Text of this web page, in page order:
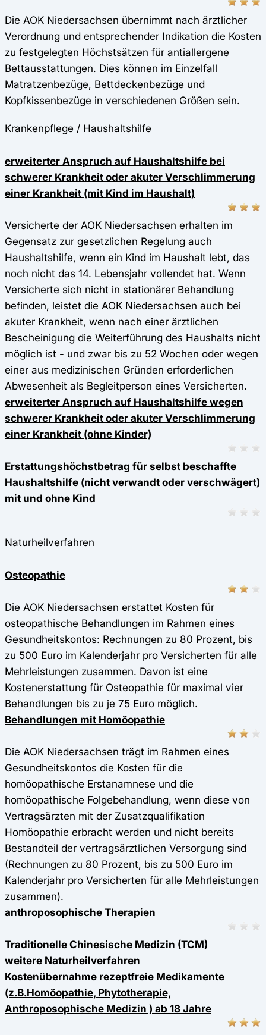
Die AOK Niedersachsen übernimmt nach ärztlicher
Verordnung und entsprechender Indikation die Kosten
zu festgelegten Höchstsätzen für antiallergene
Bettausstattungen. Dies können im Einzelfall
Matratzenbezüge, Bettdeckenbezüge und
Kopfkissenbezüge in verschiedenen Größen sein.
Krankenpflege / Haushaltshilfe
erweiterter Anspruch auf Haushaltshilfe bei
schwerer Krankheit oder akuter Verschlimmerung
einer Krankheit (mit Kind im Haushalt)
Versicherte der AOK Niedersachsen erhalten im
Gegensatz zur gesetzlichen Regelung auch
Haushaltshilfe, wenn ein Kind im Haushalt lebt, das
noch nicht das 14. Lebensjahr vollendet hat. Wenn
Versicherte sich nicht in stationärer Behandlung
befinden, leistet die AOK Niedersachsen auch bei
akuter Krankheit, wenn nach einer ärztlichen
Bescheinigung die Weiterführung des Haushalts nicht
möglich ist - und zwar bis zu 52 Wochen oder wegen
einer aus medizinischen Gründen erforderlichen
Abwesenheit als Begleitperson eines Versicherten.
erweiterter Anspruch auf Haushaltshilfe wegen
schwerer Krankheit oder akuter Verschlimmerung
einer Krankheit (ohne Kinder)
Erstattungshöchstbetrag für selbst beschaffte
Haushaltshilfe (nicht verwandt oder verschwägert)
mit und ohne Kind
Naturheilverfahren
Osteopathie
Die AOK Niedersachsen erstattet Kosten für
osteopathische Behandlungen im Rahmen eines
Gesundheitskontos: Rechnungen zu 80 Prozent, bis
zu 500 Euro im Kalenderjahr pro Versicherten für alle
Mehrleistungen zusammen. Davon ist eine
Kostenerstattung für Osteopathie für maximal vier
Behandlungen bis zu je 75 Euro möglich.
Behandlungen mit Homöopathie
Die AOK Niedersachsen trägt im Rahmen eines
Gesundheitskontos die Kosten für die
homöopathische Erstanamnese und die
homöopathische Folgebehandlung, wenn diese von
Vertragsärzten mit der Zusatzqualifikation
Homöopathie erbracht werden und nicht bereits
Bestandteil der vertragsärztlichen Versorgung sind
(Rechnungen zu 80 Prozent, bis zu 500 Euro im
Kalenderjahr pro Versicherten für alle Mehrleistungen
zusammen).
anthroposophische Therapien
Traditionelle Chinesische Medizin (TCM)
weitere Naturheilverfahren
Kostenübernahme rezeptfreie Medikamente
(z.B.Homöopathie, Phytotherapie,
Anthroposophische Medizin ) ab 18 Jahre